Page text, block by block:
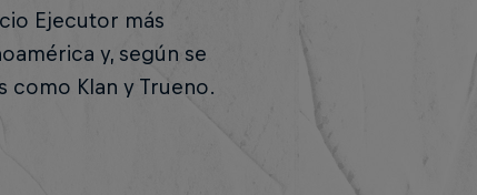
Ejecutor más
y, según se
como Klan y Trueno.